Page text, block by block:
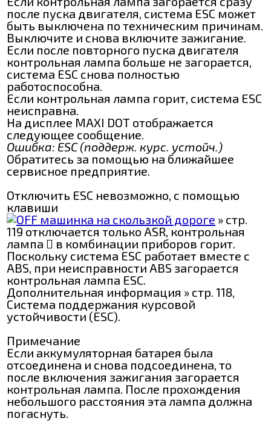
после пуска двигателя, система ESC может
быть выключена по техническим причинам.
Выключите и снова включите зажигание.
Если после повторного пуска двигателя
контрольная лампа больше не загорается,
система ESC снова полностью
работоспособна.
Если контрольная лампа горит, система ESC
неисправна.
На дисплее MAXI DOT отображается
следующее сообщение.
Ошибка: ESC (поддерж. курс. устойч.)
Обратитесь за помощью на ближайшее
сервисное предприятие.
Отключить ESC невозможно, с помощью
клавиши
» стр.
119 отключается только ASR, контрольная
лампа  в комбинации приборов горит.
Поскольку система ESС работает вместе с
ABS, при неисправности ABS загорается
контрольная лампа ESС.
Дополнительная информация » стр. 118,
Система поддержания курсовой
устойчивости (ESC).
Примечание
Если аккумуляторная батарея была
отсоединена и снова подсоединена, то
после включения зажигания загорается
контрольная лампа. После прохождения
небольшого расстояния эта лампа должна
погаснуть.